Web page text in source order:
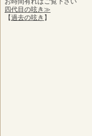
四代目の呟き≫
【過去の呟き 】